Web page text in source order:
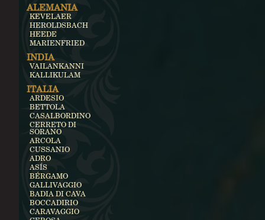
ALEMANIA
KEVELAER
HEROLDSBACH
HEEDE
MARIENFRIED
INDIA
VAILANKANNI
KALLIKULAM
ITALIA
ARDESIO
BETTOLA
CASALBORDINO
CERRETO DI
SORANO
ARCOLA
CUSSANIO
ADRO
ASÍS
BÉRGAMO
GALLIVAGGIO
BADIA DI CAVA
BOCCADIRIO
CARAVAGGIO